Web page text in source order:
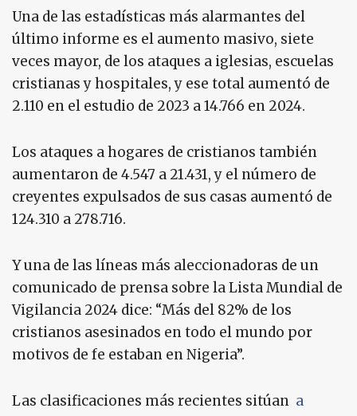
Una de las estadísticas más alarmantes del
último informe es el aumento masivo, siete
veces mayor, de los ataques a iglesias, escuelas
cristianas y hospitales, y ese total aumentó de
2.110 en el estudio de 2023 a 14.766 en 2024.
Los ataques a hogares de cristianos también
aumentaron de 4.547 a 21.431, y el número de
creyentes expulsados ​​de sus casas aumentó de
124.310 a 278.716.
Y una de las líneas más aleccionadoras de un
comunicado de prensa sobre la Lista Mundial de
Vigilancia 2024 dice: “Más del 82% de los
cristianos asesinados en todo el mundo por
motivos de fe estaban en Nigeria”.
Las clasificaciones más recientes sitúan a